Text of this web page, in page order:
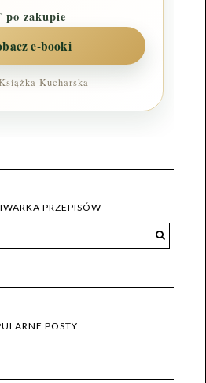
po zakupie
e-booki
Kucharska
PRZEPISÓW
POSTY